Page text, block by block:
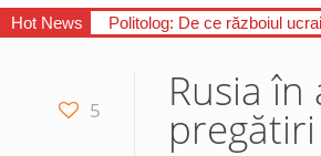
Hot News Politolog: De ce războiul
5 Rusia
pregătiri